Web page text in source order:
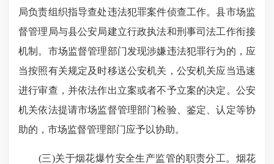
局负责组织指导查处违法犯罪案件侦查工作。县市场监
督管理局与县公安局建立行政执法和刑事司法工作衔接
机制。市场监督管理部门发现涉嫌违法犯罪行为的，应
当按照有关规定及时移送公安机关，公安机关应当迅速
进行审查，并依法作出立案或者不予立案的决定。公安
机关依法提请市场监督管理部门检验、鉴定、认定等协
助的，市场监督管理部门应予以协助。
(三)关于烟花爆竹安全生产监管的职责分工。烟花